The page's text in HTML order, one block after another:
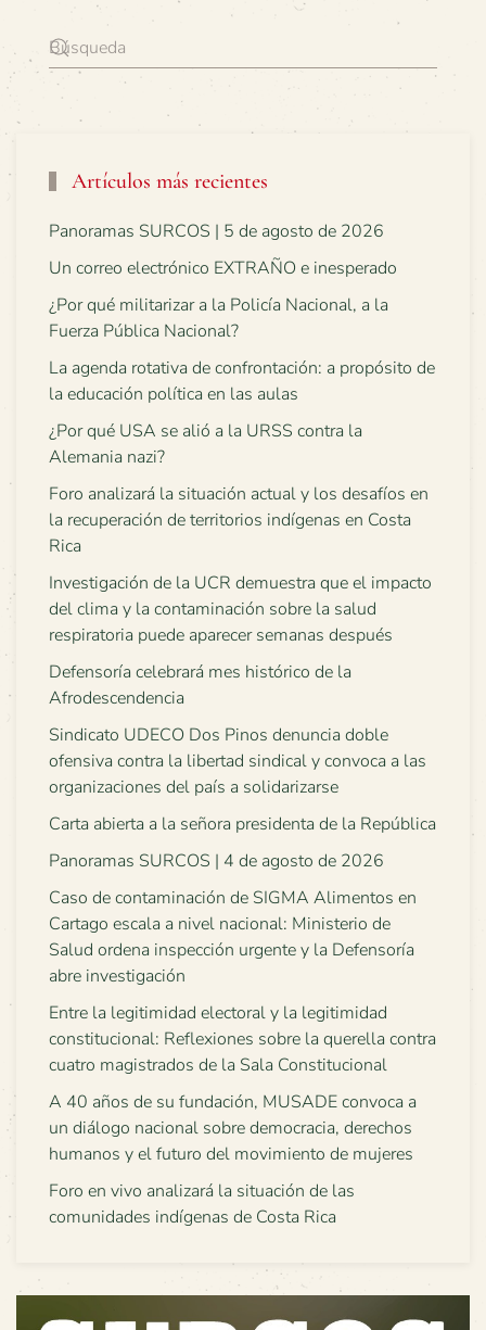
Artículos más recientes
Panoramas SURCOS | 5 de agosto de 2026
Un correo electrónico EXTRAÑO e inesperado
¿Por qué militarizar a la Policía Nacional, a la
Fuerza Pública Nacional?
La agenda rotativa de confrontación: a propósito de
la educación política en las aulas
¿Por qué USA se alió a la URSS contra la
Alemania nazi?
Foro analizará la situación actual y los desafíos en
la recuperación de territorios indígenas en Costa
Rica
Investigación de la UCR demuestra que el impacto
del clima y la contaminación sobre la salud
respiratoria puede aparecer semanas después
Defensoría celebrará mes histórico de la
Afrodescendencia
Sindicato UDECO Dos Pinos denuncia doble
ofensiva contra la libertad sindical y convoca a las
organizaciones del país a solidarizarse
Carta abierta a la señora presidenta de la República
Panoramas SURCOS | 4 de agosto de 2026
Caso de contaminación de SIGMA Alimentos en
Cartago escala a nivel nacional: Ministerio de
Salud ordena inspección urgente y la Defensoría
abre investigación
Entre la legitimidad electoral y la legitimidad
constitucional: Reflexiones sobre la querella contra
cuatro magistrados de la Sala Constitucional
A 40 años de su fundación, MUSADE convoca a
un diálogo nacional sobre democracia, derechos
humanos y el futuro del movimiento de mujeres
Foro en vivo analizará la situación de las
comunidades indígenas de Costa Rica